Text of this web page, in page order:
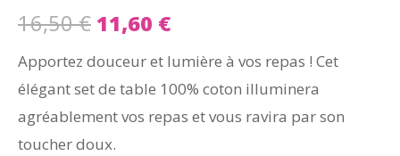
16,50€ Le
prix
initial
était :
11,60 €Le
prix
actuel
Apportez douceur et lumière à vos repas ! Cet
élégant set de table 100% coton illuminera
agréablement vos repas et vous ravira par son
toucher doux.